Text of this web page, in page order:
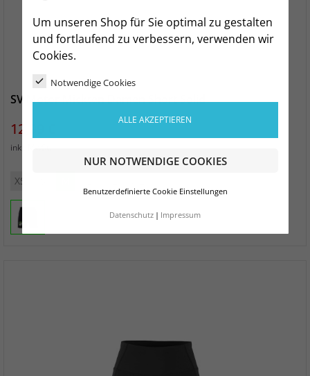
Um unseren Shop für Sie optimal zu gestalten
und fortlaufend zu verbessern, verwenden wir
Cookies.
Notwendige Cookies
ALLE AKZEPTIEREN
NUR NOTWENDIGE COOKIES
Benutzerdefinierte Cookie Einstellungen
Datenschutz Impressum
SV Motor Mickten Damen Short Solid
Preis
12,99 €
inkl. MwSt.
XS